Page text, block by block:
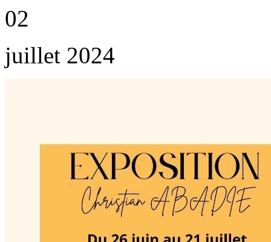
02
juillet 2024